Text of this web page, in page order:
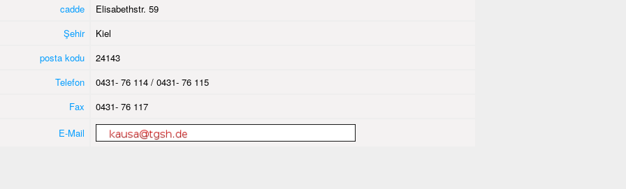
cadde
Elisabethstr. 59
Şehir
Kiel
posta kodu
24143
Telefon
0431- 76 114 / 0431- 76 115
Fax
0431- 76 117
E-Mail